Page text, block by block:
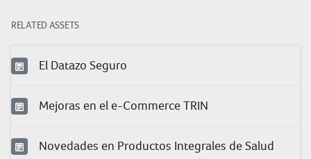
RELATED ASSETS
El Datazo Seguro
Mejoras en el e-Commerce TRIN
Novedades en Productos Integrales de Salud